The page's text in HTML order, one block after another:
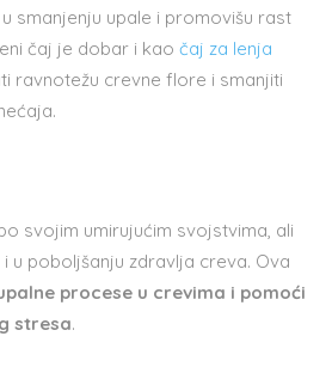
smanjenju upale i promovišu rast
čaj je dobar i kao čaj za lenja
ravnotežu crevne flore i smanjiti
svojim umirujućim svojstvima, ali
u poboljšanju zdravlja creva. Ova
procese u crevima i pomoći
stresa.